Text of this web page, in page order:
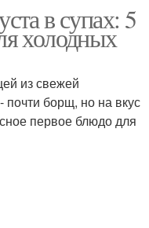
в супах: 5
холодных
из свежей
почти борщ, но на вкус
первое блюдо для